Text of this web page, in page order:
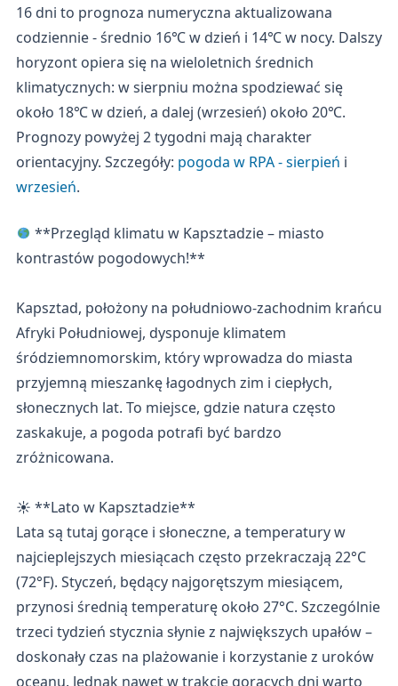
16 dni to prognoza numeryczna aktualizowana
codziennie - średnio 16℃ w dzień i 14℃ w nocy. Dalszy
horyzont opiera się na wieloletnich średnich
klimatycznych: w sierpniu można spodziewać się
około 18℃ w dzień, a dalej (wrzesień) około 20℃.
Prognozy powyżej 2 tygodni mają charakter
orientacyjny. Szczegóły: pogoda w RPA - sierpień i
wrzesień.
**Przegląd klimatu w Kapsztadzie – miasto
kontrastów pogodowych!**
Kapsztad, położony na południowo-zachodnim krańcu
Afryki Południowej, dysponuje klimatem
śródziemnomorskim, który wprowadza do miasta
przyjemną mieszankę łagodnych zim i ciepłych,
słonecznych lat. To miejsce, gdzie natura często
zaskakuje, a pogoda potrafi być bardzo
zróżnicowana.
☀️ **Lato w Kapsztadzie**
Lata są tutaj gorące i słoneczne, a temperatury w
najcieplejszych miesiącach często przekraczają 22°C
(72°F). Styczeń, będący najgorętszym miesiącem,
przynosi średnią temperaturę około 27°C. Szczególnie
trzeci tydzień stycznia słynie z największych upałów –
doskonały czas na plażowanie i korzystanie z uroków
oceanu. Jednak nawet w trakcie gorących dni warto